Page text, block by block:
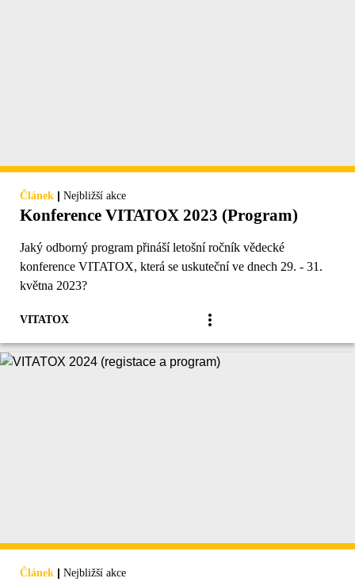
Článek | Nejbližší akce
Konference VITATOX 2023 (Program)
Jaký odborný program přináší letošní ročník vědecké
konference VITATOX, která se uskuteční ve dnech 29. - 31.
května 2023?
VITATOX
Článek | Nejbližší akce